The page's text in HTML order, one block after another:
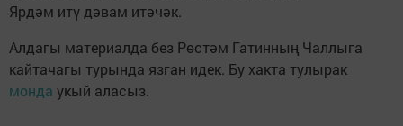
Ярдәм итү дәвам итәчәк.
Алдагы материалда без Рөстәм Гатинның Чаллыга
кайтачагы турында язган идек. Бу хакта тулырак
монда укый аласыз.